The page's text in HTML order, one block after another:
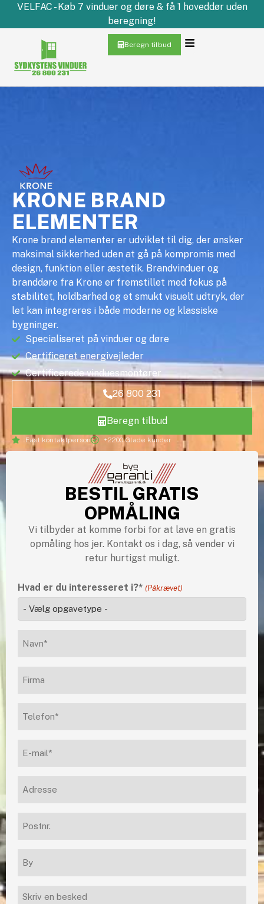
VELFAC - Køb 7 vinduer og døre & få 1 hoveddør uden
beregning!
Beregn tilbud
KRONE BRAND
ELEMENTER
Krone brand elementer er udviklet til dig, der ønsker
maksimal sikkerhed uden at gå på kompromis med
design, funktion eller æstetik. Brandvinduer og
branddøre fra Krone er fremstillet med fokus på
stabilitet, holdbarhed og et smukt visuelt udtryk, der
let kan integreres i både moderne og klassiske
bygninger.
Specialiseret på vinduer og døre
Certificeret energivejleder
Certificerede vinduesmontører
26 800 231
Beregn tilbud
Fast kontaktperson +2200 Glade kunder
BESTIL GRATIS
OPMÅLING
Vi tilbyder at komme forbi for at lave en gratis
opmåling hos jer. Kontakt os i dag, så vender vi
retur hurtigst muligt.
Hvad er du interesseret i?* (Påkrævet)
(Påkrævet)
(Påkrævet)
mail
(Påkrævet)
(Påkrævet)
(Påkrævet)